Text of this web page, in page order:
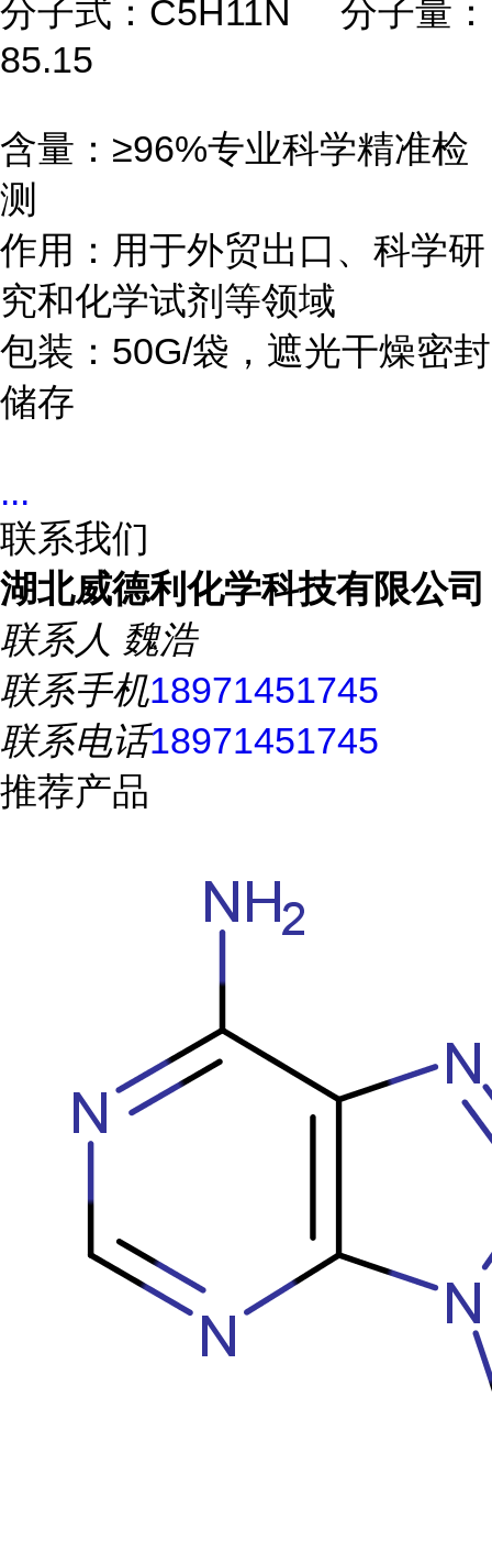
分子式：C5H11N 分子量：
85.15
含量：≥96%专业科学精准检
测
作用：用于外贸出口、科学研
究和化学试剂等领域
包装：50G/袋，遮光干燥密封
储存
...
联系我们
湖北威德利化学科技有限公司
联系人 魏浩
联系手机18971451745
联系电话18971451745
推荐产品